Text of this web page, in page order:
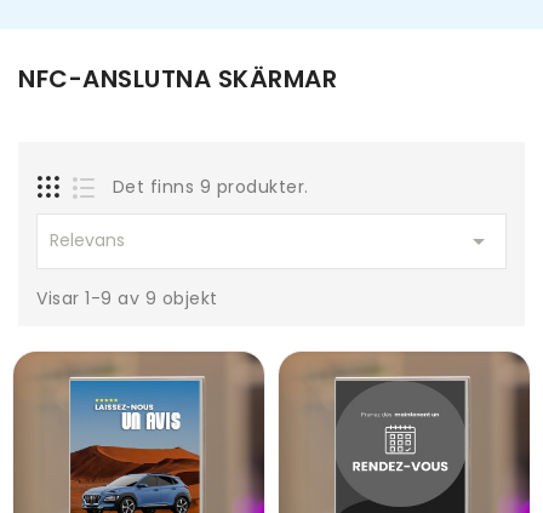
NFC-ANSLUTNA SKÄRMAR
Det finns 9 produkter.
Relevans 
Visar 1-9 av 9 objekt